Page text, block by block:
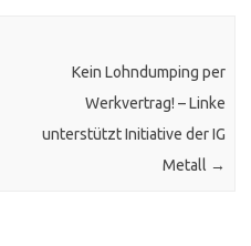
Kein Lohndumping per
Werkvertrag! – Linke
unterstützt Initiative der IG
Metall →